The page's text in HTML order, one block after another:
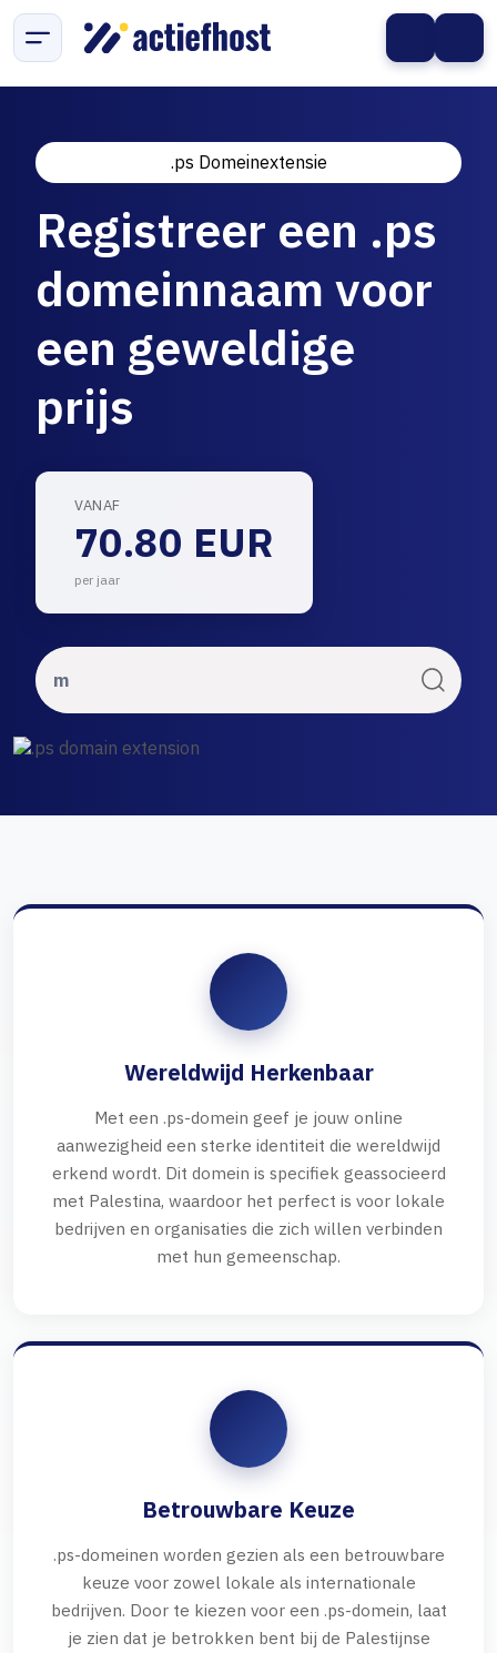
.ps Domeinextensie
Registreer een .ps
domeinnaam voor
een geweldige
prijs
VANAF
70.80 EUR
per jaar
Wereldwijd Herkenbaar
Met een .ps-domein geef je jouw online
aanwezigheid een sterke identiteit die wereldwijd
erkend wordt. Dit domein is specifiek geassocieerd
met Palestina, waardoor het perfect is voor lokale
bedrijven en organisaties die zich willen verbinden
met hun gemeenschap.
Betrouwbare Keuze
.ps-domeinen worden gezien als een betrouwbare
keuze voor zowel lokale als internationale
bedrijven. Door te kiezen voor een .ps-domein, laat
je zien dat je betrokken bent bij de Palestijnse